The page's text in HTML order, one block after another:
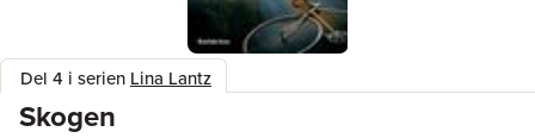
Del 4 i serien Lina Lantz
Skogen